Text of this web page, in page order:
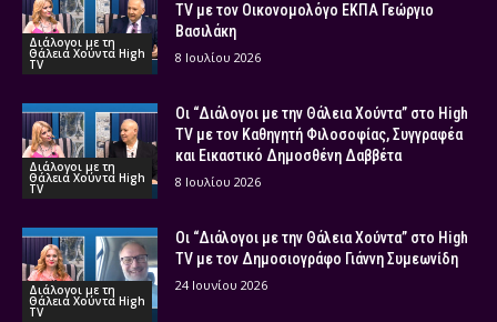
Διάλογοι με τη
Θάλεια Χούντα High
TV
TV με τον Οικονομολόγο ΕΚΠΑ Γεώργιο
Βασιλάκη
8 Ιουλίου 2026
Διάλογοι με τη
Θάλεια Χούντα High
TV
Οι “Διάλογοι με την Θάλεια Χούντα” στο High
TV με τον Καθηγητή Φιλοσοφίας, Συγγραφέα
και Εικαστικό Δημοσθένη Δαββέτα
8 Ιουλίου 2026
Διάλογοι με τη
Θάλεια Χούντα High
TV
Οι “Διάλογοι με την Θάλεια Χούντα” στο High
TV με τον Δημοσιογράφο Γιάννη Συμεωνίδη
24 Ιουνίου 2026